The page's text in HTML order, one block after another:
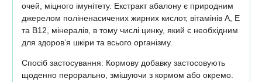
очей, міцного імунітету. Екстракт абалону є природним
джерелом поліненасичених жирних кислот, вітамінів А, Е
та В12, мінералів, в тому числі цинку, який є необхідним
для здоров’я шкіри та всього організму.
Спосіб застосування: Кормову добавку застосовують
щоденно перорально, змішуючи з кормом або окремо.